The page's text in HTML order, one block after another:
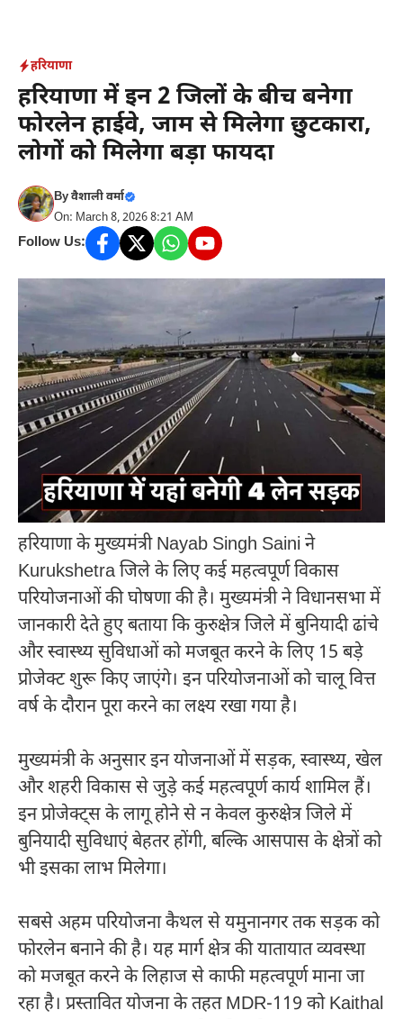
content
हरियाणा
हरियाणा में इन 2 जिलों के बीच बनेगा
फोरलेन हाईवे, जाम से मिलेगा छुटकारा,
लोगों को मिलेगा बड़ा फायदा
Byवैशाली वर्मा
On: March 8, 2026 8:21 AM
Follow Us:
हरियाणा के मुख्यमंत्रीNayab Singh Saini ने
Kurukshetraजिले के लिए कई महत्वपूर्ण विकास
परियोजनाओं की घोषणा की है। मुख्यमंत्री ने विधानसभा में
जानकारी देते हुए बताया कि कुरुक्षेत्र जिले में बुनियादी ढांचे
और स्वास्थ्य सुविधाओं को मजबूत करने के लिए 15 बड़े
प्रोजेक्ट शुरू किए जाएंगे। इन परियोजनाओं को चालू वित्त
वर्ष के दौरान पूरा करने का लक्ष्य रखा गया है।
मुख्यमंत्री के अनुसार इन योजनाओं में सड़क, स्वास्थ्य, खेल
और शहरी विकास से जुड़े कई महत्वपूर्ण कार्य शामिल हैं।
इन प्रोजेक्ट्स के लागू होने से न केवल कुरुक्षेत्र जिले में
बुनियादी सुविधाएं बेहतर होंगी, बल्कि आसपास के क्षेत्रों को
भी इसका लाभ मिलेगा।
सबसे अहम परियोजना कैथल से यमुनानगर तक सड़क को
फोरलेन बनाने की है। यह मार्ग क्षेत्र की यातायात व्यवस्था
को मजबूत करने के लिहाज से काफी महत्वपूर्ण माना जा
रहा है। प्रस्तावित योजना के तहत MDR-119 कोKaithal